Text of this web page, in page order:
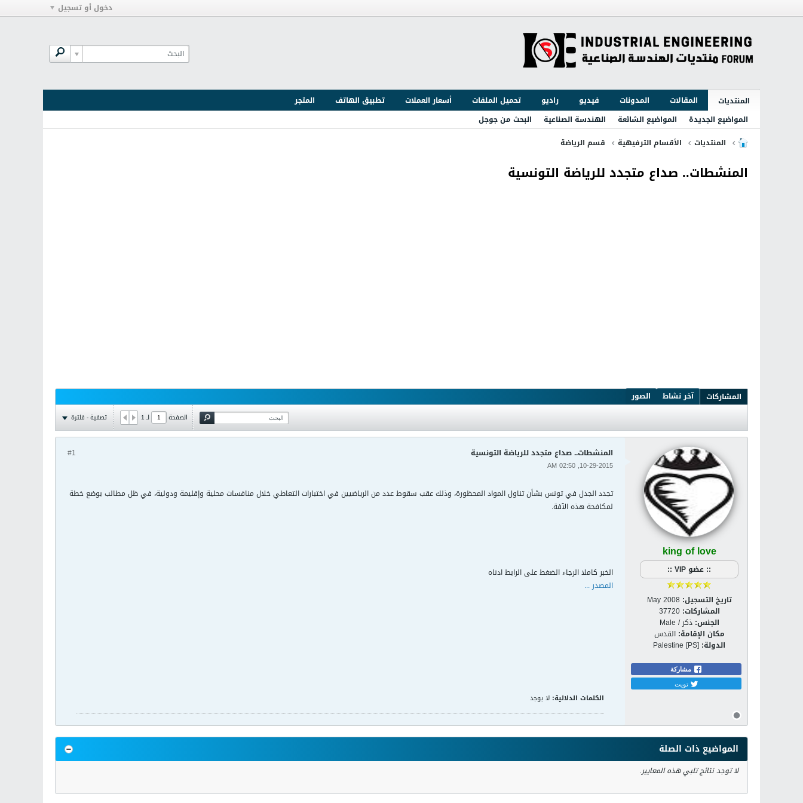
دخول أو تسجيل
المنتديات المقالات المدونات فيديو راديو تحميل الملفات أسعار العملات تطبيق الهاتف
المتجر
المواضيع الجديدة
المواضيع الشائعة الهندسة الصناعية
البحث من جوجل
المنتديات
الأقسام الترفيهية قسم الرياضة
المنشطات.. صداع متجدد للرياضة التونسية
المشاركات آخر نشاط الصور
الصفحة لـ1 تصفية - فلترة
king of love
:: عضو VIP ::
تاريخ التسجيل: May 2008
المشاركات: 37720
الجنس: ذكر / Male
مكان الإقامة: القدس
الدولة: Palestine [PS]
مشاركة
تويت
#1 المنشطات.. صداع متجدد للرياضة التونسية
10-29-2015, 02:50 AM
تجدد الجدل في تونس بشأن تناول المواد المحظورة، وذلك عقب سقوط عدد من الرياضيين في اختبارات التعاطي خلال منافسات محلية وإقليمة ودولية، في ظل مطالب بوضع خطة
لمكافحة هذه الآفة.
الخبر كاملا الرجاء الضغط على الرابط ادناه
المصدر ...
الكلمات الدلالية: لا يوجد
المواضيع ذات الصلة
لا توجد نتائج تلبي هذه المعايير.